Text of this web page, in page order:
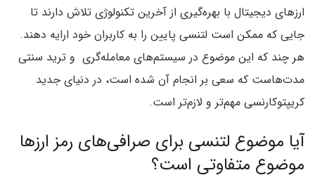
ارزهای دیجیتال با بهره‌گیری از آخرین تکنولوژی تلاش دارند تا
جایی که ممکن است لتنسی پایین را به کاربران خود ارایه دهند.
هر چند که این موضوع در سیستم‌های معامله‌گری و ترید سنتی
مدت‌هاست که سعی بر انجام آن شده است، در دنیای جدید
کریپتوکارنسی مهم‌تر و لازم‌تر است.
آیا موضوع لتنسی برای صرافی‌های رمز ارزها
موضوع متفاوتی است؟